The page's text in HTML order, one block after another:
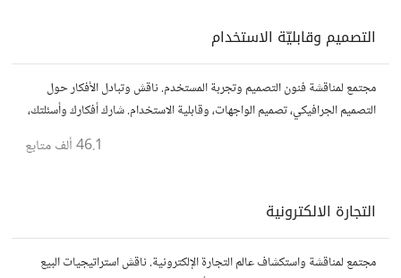
التصميم وقابليّة الاستخدام
مجتمع لمناقشة فنون التصميم وتجربة المستخدم. ناقش وتبادل الأفكار حول
التصميم الجرافيكي، تصميم الواجهات، وقابلية الاستخدام. شارك أفكارك وأسئلتك،
وتواصل مع مصممين ومتخصصين في تحسين تجربة المستخدم.
46.1 ألف متابع
التجارة الالكترونية
مجتمع لمناقشة واستكشاف عالم التجارة الإلكترونية. ناقش استراتيجيات البيع